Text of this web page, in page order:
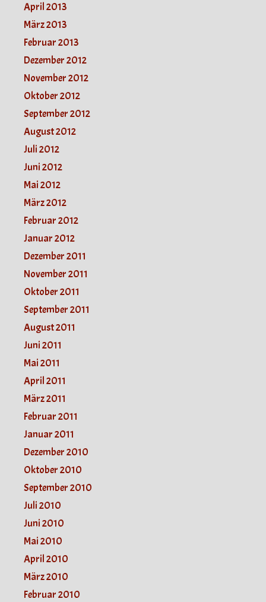
April 2013
März 2013
Februar 2013
Dezember 2012
November 2012
Oktober 2012
September 2012
August 2012
Juli 2012
Juni 2012
Mai 2012
März 2012
Februar 2012
Januar 2012
Dezember 2011
November 2011
Oktober 2011
September 2011
August 2011
Juni 2011
Mai 2011
April 2011
März 2011
Februar 2011
Januar 2011
Dezember 2010
Oktober 2010
September 2010
Juli 2010
Juni 2010
Mai 2010
April 2010
März 2010
Februar 2010